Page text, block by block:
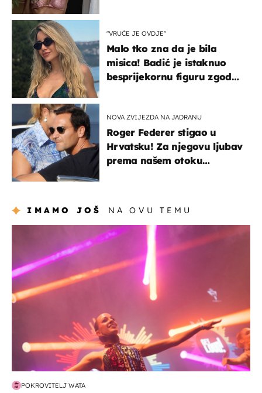
"VRUĆE JE OVDJE"
Malo tko zna da je bila
misica! Badić je istaknuo
besprijekornu figuru zgodne
NOVA ZVIJEZDA NA JADRANU
Roger Federer stigao u
Hrvatsku! Za njegovu ljubav
prema našem otoku
IMAMO JOŠ NA OVU TEMU
POKROVITELJ WATA